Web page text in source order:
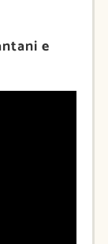
e